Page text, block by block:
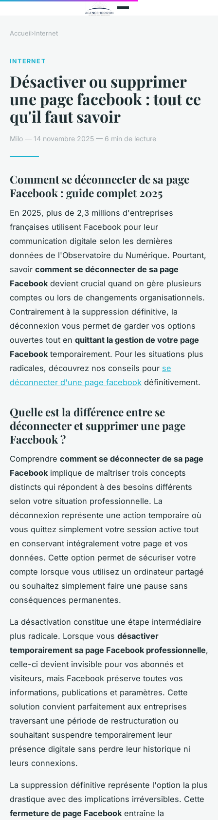
Accueil›Internet
INTERNET
Désactiver ou supprimer
une page facebook : tout ce
qu'il faut savoir
Milo — 14 novembre 2025 — 6 min de lecture
Comment se déconnecter de sa page
Facebook : guide complet 2025
En 2025, plus de 2,3 millions d'entreprises
françaises utilisent Facebook pour leur
communication digitale selon les dernières
données de l'Observatoire du Numérique. Pourtant,
savoir comment se déconnecter de sa page
Facebook devient crucial quand on gère plusieurs
comptes ou lors de changements organisationnels.
Contrairement à la suppression définitive, la
déconnexion vous permet de garder vos options
ouvertes tout en quittant la gestion de votre page
Facebook temporairement. Pour les situations plus
radicales, découvrez nos conseils pour se
déconnecter d'une page facebook définitivement.
Quelle est la différence entre se
déconnecter et supprimer une page
Facebook ?
Comprendre comment se déconnecter de sa page
Facebook implique de maîtriser trois concepts
distincts qui répondent à des besoins différents
selon votre situation professionnelle. La
déconnexion représente une action temporaire où
vous quittez simplement votre session active tout
en conservant intégralement votre page et vos
données. Cette option permet de sécuriser votre
compte lorsque vous utilisez un ordinateur partagé
ou souhaitez simplement faire une pause sans
conséquences permanentes.
La désactivation constitue une étape intermédiaire
plus radicale. Lorsque vous désactiver
temporairement sa page Facebook professionnelle,
celle-ci devient invisible pour vos abonnés et
visiteurs, mais Facebook préserve toutes vos
informations, publications et paramètres. Cette
solution convient parfaitement aux entreprises
traversant une période de restructuration ou
souhaitant suspendre temporairement leur
présence digitale sans perdre leur historique ni
leurs connexions.
La suppression définitive représente l'option la plus
drastique avec des implications irréversibles. Cette
fermeture de page Facebook entraîne la